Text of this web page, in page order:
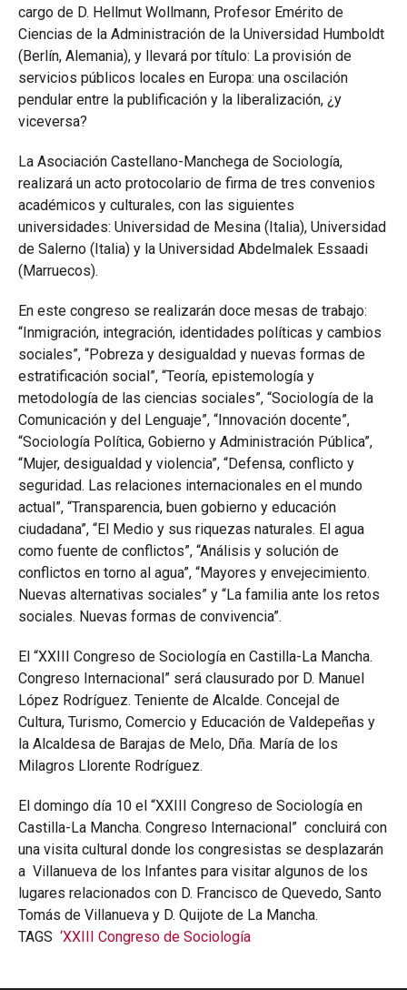
cargo de D. Hellmut Wollmann, Profesor Emérito de
Ciencias de la Administración de la Universidad Humboldt
(Berlín, Alemania), y llevará por título: La provisión de
servicios públicos locales en Europa: una oscilación
pendular entre la publificación y la liberalización, ¿y
viceversa?
La Asociación Castellano-Manchega de Sociología,
realizará un acto protocolario de firma de tres convenios
académicos y culturales, con las siguientes
universidades: Universidad de Mesina (Italia), Universidad
de Salerno (Italia) y la Universidad Abdelmalek Essaadi
(Marruecos).
En este congreso se realizarán doce mesas de trabajo:
“Inmigración, integración, identidades políticas y cambios
sociales”, “Pobreza y desigualdad y nuevas formas de
estratificación social”, “Teoría, epistemología y
metodología de las ciencias sociales”, “Sociología de la
Comunicación y del Lenguaje”, “Innovación docente”,
“Sociología Política, Gobierno y Administración Pública”,
“Mujer, desigualdad y violencia”, “Defensa, conflicto y
seguridad. Las relaciones internacionales en el mundo
actual”, “Transparencia, buen gobierno y educación
ciudadana”, “El Medio y sus riquezas naturales. El agua
como fuente de conflictos”, “Análisis y solución de
conflictos en torno al agua”, “Mayores y envejecimiento.
Nuevas alternativas sociales” y “La familia ante los retos
sociales. Nuevas formas de convivencia”.
El “XXIII Congreso de Sociología en Castilla-La Mancha.
Congreso Internacional” será clausurado por D. Manuel
López Rodríguez. Teniente de Alcalde. Concejal de
Cultura, Turismo, Comercio y Educación de Valdepeñas y
la Alcaldesa de Barajas de Melo, Dña. María de los
Milagros Llorente Rodríguez.
El domingo día 10 el “XXIII Congreso de Sociología en
Castilla-La Mancha. Congreso Internacional” concluirá con
una visita cultural donde los congresistas se desplazarán
a Villanueva de los Infantes para visitar algunos de los
lugares relacionados con D. Francisco de Quevedo, Santo
Tomás de Villanueva y D. Quijote de La Mancha.
TAGS ‘XXIII Congreso de Sociología